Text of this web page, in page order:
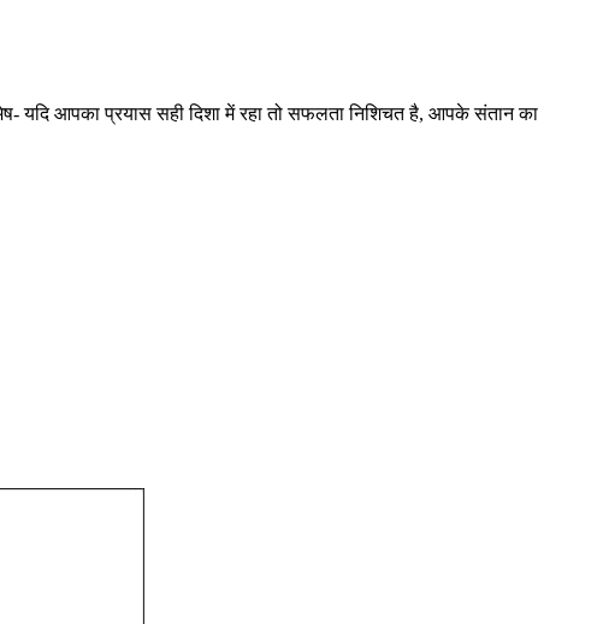
यदि आपका प्रयास सही दिशा में रहा तो सफलता निशिचत है, आपके संतान का